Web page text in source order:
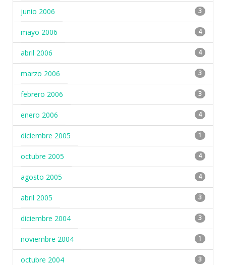
junio 2006 3
mayo 2006 4
abril 2006 4
marzo 2006 3
febrero 2006 3
enero 2006 4
diciembre 2005 1
octubre 2005 4
agosto 2005 4
abril 2005 3
diciembre 2004 3
noviembre 2004 1
octubre 2004 3